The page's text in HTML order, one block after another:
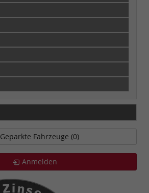
Geparkte Fahrzeuge (0)
Anmelden